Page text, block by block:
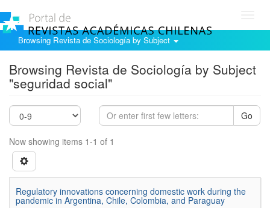
Browsing Revista de Sociología by Subject
Browsing Revista de Sociología by Subject
"seguridad social"
Go
Now showing items 1-1 of 1
Regulatory innovations concerning domestic work during the
pandemic in Argentina, Chile, Colombia, and Paraguay